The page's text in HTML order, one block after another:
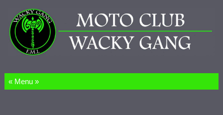
Salta al contenuto